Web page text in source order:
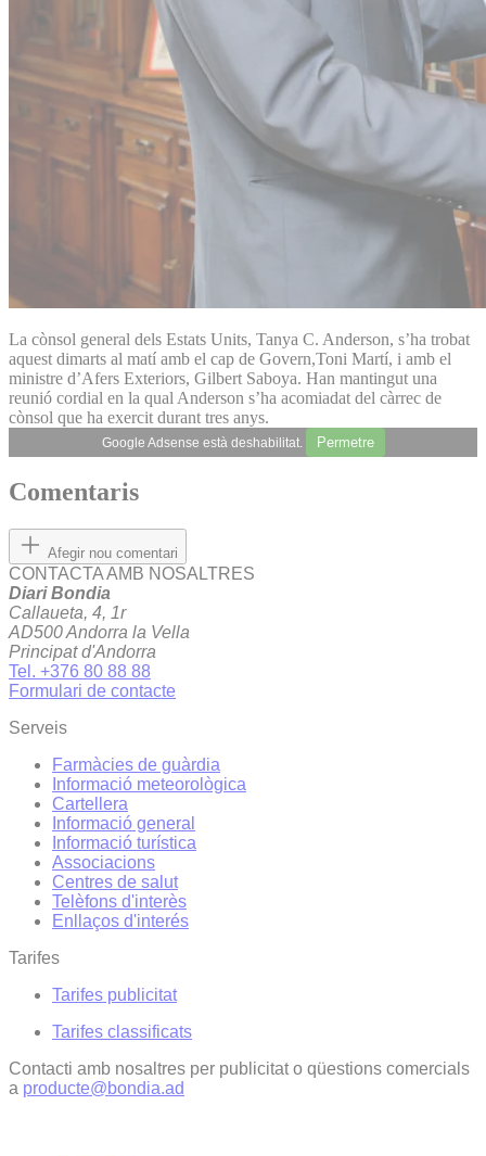
La cònsol general dels Estats Units, Tanya C. Anderson, s’ha trobat
aquest dimarts al matí amb el cap de Govern,Toni Martí, i amb el
ministre d’Afers Exteriors, Gilbert Saboya. Han mantingut una
reunió cordial en la qual Anderson s’ha acomiadat del càrrec de
cònsol que ha exercit durant tres anys.
Google Adsense està deshabilitat. Permetre
Comentaris
Afegir nou comentari
CONTACTA AMB NOSALTRES
Diari Bondia
Callaueta, 4, 1r
AD500 Andorra la Vella
Principat d'Andorra
Tel. +376 80 88 88
Formulari de contacte
Serveis
Farmàcies de guàrdia
Informació meteorològica
Cartellera
Informació general
Informació turística
Associacions
Centres de salut
Telèfons d'interès
Enllaços d'interés
Tarifes
Tarifes publicitat
Tarifes classificats
Contacti amb nosaltres per publicitat o qüestions comercials
a producte@bondia.ad